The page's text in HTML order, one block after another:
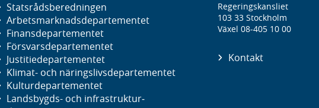
Statsrådsberedningen
Arbetsmarknads­departementet
Finans­departementet
Försvars­departementet
Justitie­departementet
Klimat- och näringslivs­departementet
Kultur­departementet
Landsbygds- och infrastruktur­
Regeringskansliet
103 33 Stockholm
Växel 08-405 10 00
Kontakt